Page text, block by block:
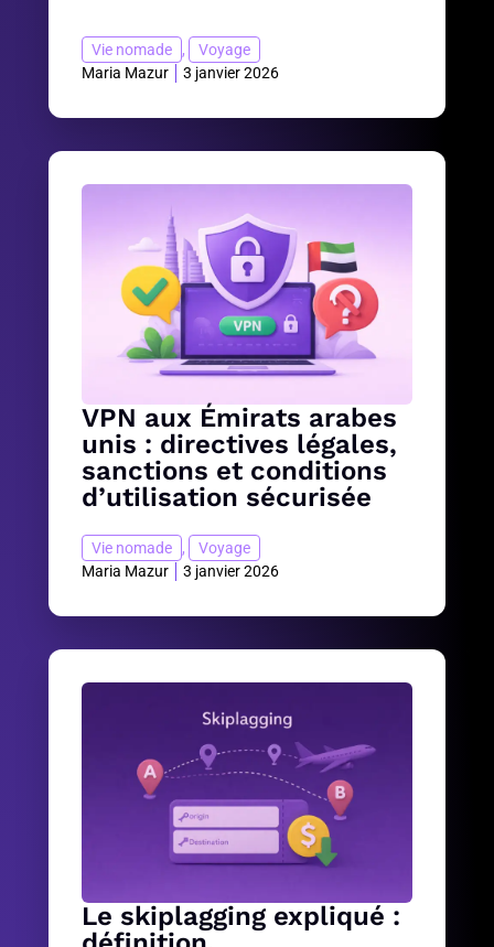
Vie nomade ,
Voyage
Maria Mazur
3 janvier 2026
VPN aux Émirats arabes
unis : directives légales,
sanctions et conditions
d’utilisation sécurisée
Vie nomade ,
Voyage
Maria Mazur
3 janvier 2026
Le skiplagging expliqué :